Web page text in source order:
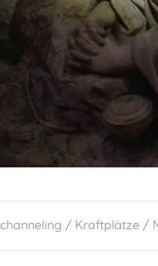
channeling / Kraftplätze /